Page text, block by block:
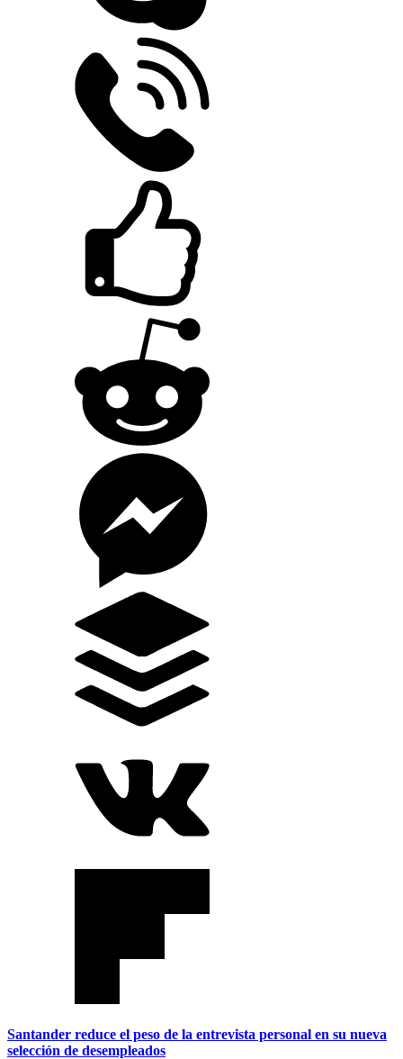
Santander reduce el peso de la entrevista personal en su nueva
selección de desempleados